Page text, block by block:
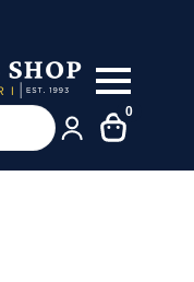
0